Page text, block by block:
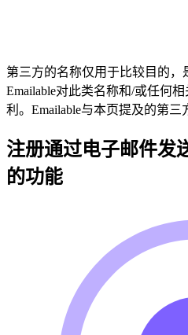
第三方的名称仅用于比较目的，
Emailable对此类名称和/或任何
利。Emailable与本页提及的第三
注册通过电子邮件发
的功能